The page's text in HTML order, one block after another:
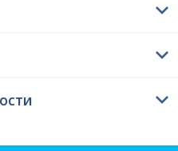
съветваме да
5.7 км., национален
в права линия.